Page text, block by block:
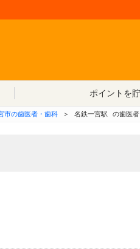
ポイントを
市の歯医者・歯科 ＞ 名鉄一宮駅 の歯医